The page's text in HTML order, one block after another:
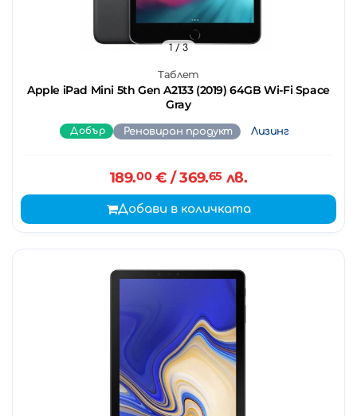
Таблет
Apple iPad Mini 5th Gen A2133 (2019) 64GB Wi-Fi Space
Gray
1 / 3
Добър Реновиран продукт Лизинг
189.00€ / 369.65лв.
Добави в количката